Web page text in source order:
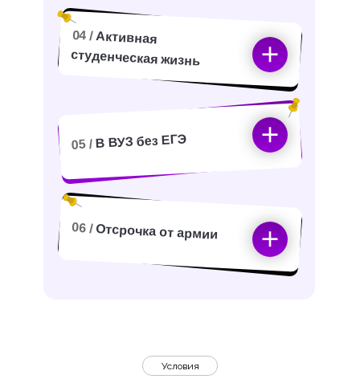
04 /Активная
студенческая жизнь
05 / В ВУЗ без ЕГЭ
06 / Отсрочка от армии
Условия